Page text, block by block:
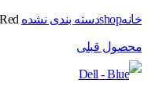
خانهshopدسته بندی نشده
محصول قبلی